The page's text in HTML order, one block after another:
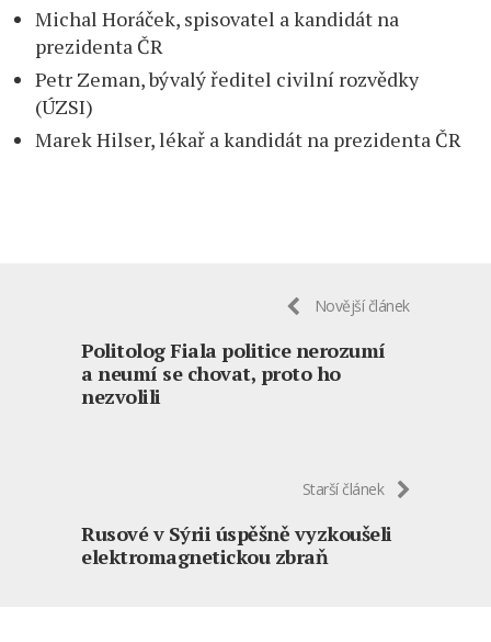
Michal Horáček, spisovatel a kandidát na
prezidenta ČR
Petr Zeman, bývalý ředitel civilní rozvědky
(ÚZSI)
Marek Hilser, lékař a kandidát na prezidenta ČR
Novější článek
Politolog Fiala politice nerozumí
a neumí se chovat, proto ho
nezvolili
Starší článek
Rusové v Sýrii úspěšně vyzkoušeli
elektromagnetickou zbraň